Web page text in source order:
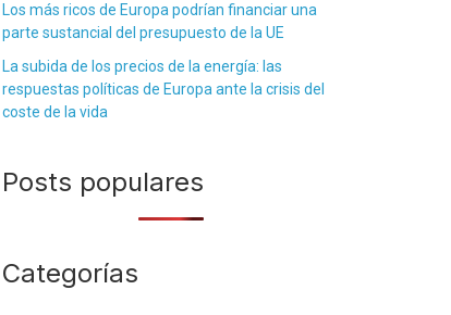
Los más ricos de Europa podrían financiar una
parte sustancial del presupuesto de la UE
La subida de los precios de la energía: las
respuestas políticas de Europa ante la crisis del
coste de la vida
Posts populares
Categorías